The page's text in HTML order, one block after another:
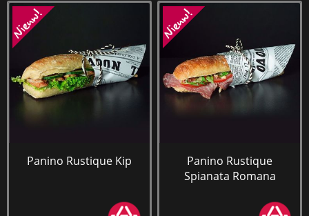
Panino Rustique Kip
Panino Rustique
Spianata Romana